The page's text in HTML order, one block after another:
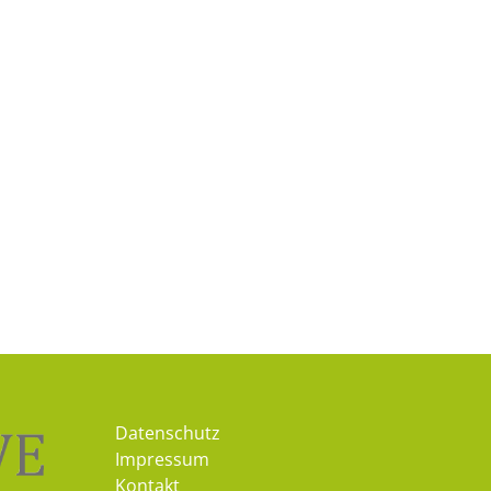
Datenschutz
Impressum
Kontakt